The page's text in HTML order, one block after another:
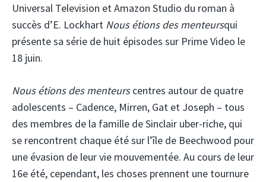
Universal Television et Amazon Studio du roman à
succès d’E. Lockhart Nous étions des menteursqui
présente sa série de huit épisodes sur Prime Video le
18 juin.
Nous étions des menteurscentres autour de quatre
adolescents – Cadence, Mirren, Gat et Joseph – tous
des membres de la famille de Sinclair uber-riche, qui
se rencontrent chaque été sur l’île de Beechwood pour
une évasion de leur vie mouvementée. Au cours de leur
16e été, cependant, les choses prennent une tournure